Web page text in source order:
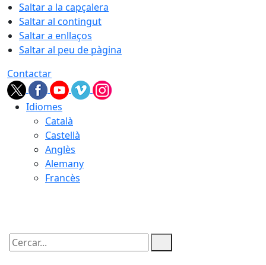
Saltar a la capçalera
Saltar al contingut
Saltar a enllaços
Saltar al peu de pàgina
Contactar
Idiomes
Català
Castellà
Anglès
Alemany
Francès
Cercar: